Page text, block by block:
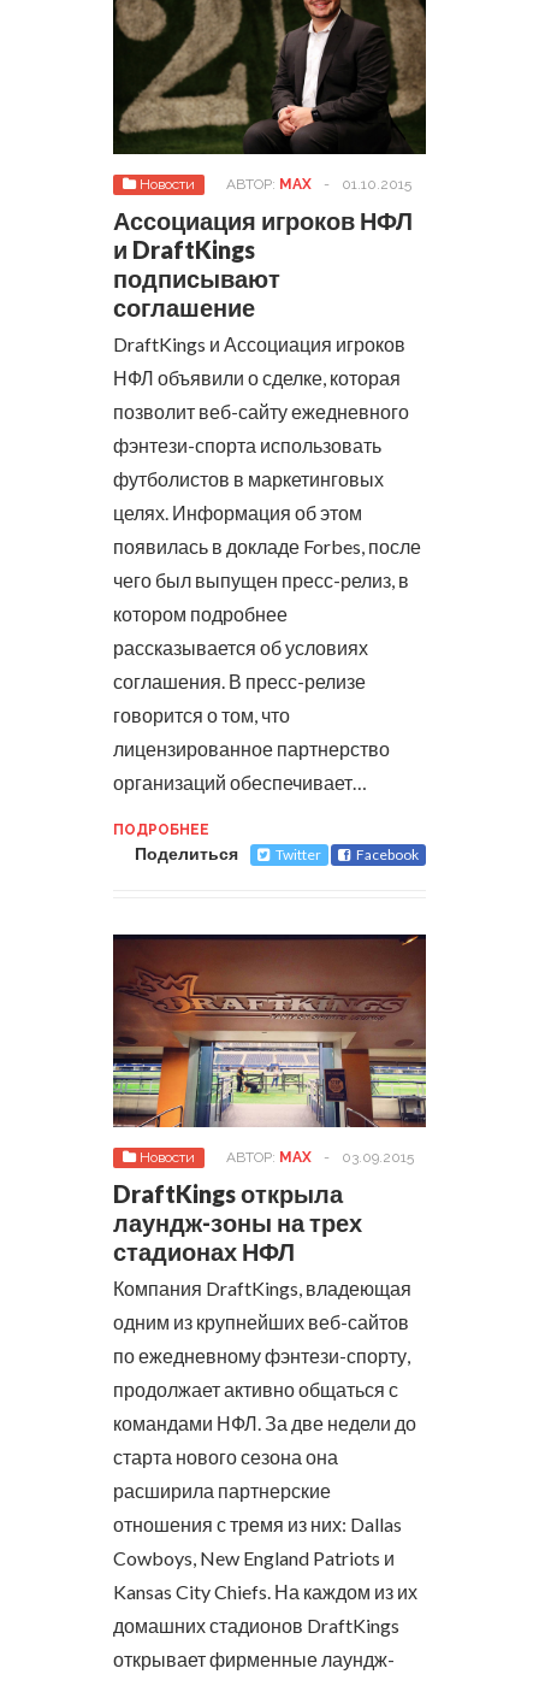
Новости АВТОР: MAX - 01.10.2015
Ассоциация игроков НФЛ
и DraftKings
подписывают
соглашение
DraftKings и Ассоциация игроков
НФЛ объявили о сделке, которая
позволит веб-сайту ежедневного
фэнтези-спорта использовать
футболистов в маркетинговых
целях. Информация об этом
появилась в докладе Forbes, после
чего был выпущен пресс-релиз, в
котором подробнее
рассказывается об условиях
соглашения. В пресс-релизе
говорится о том, что
лицензированное партнерство
организаций обеспечивает…
ПОДРОБНЕЕ
Поделиться Twitter Facebook
Новости АВТОР: MAX - 03.09.2015
DraftKings открыла
лаундж-зоны на трех
стадионах НФЛ
Компания DraftKings, владеющая
одним из крупнейших веб-сайтов
по ежедневному фэнтези-спорту,
продолжает активно общаться с
командами НФЛ. За две недели до
старта нового сезона она
расширила партнерские
отношения с тремя из них: Dallas
Cowboys, New England Patriots и
Kansas City Chiefs. На каждом из их
домашних стадионов DraftKings
открывает фирменные лаундж-